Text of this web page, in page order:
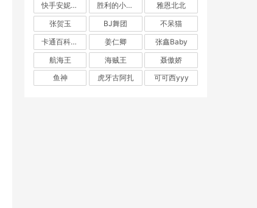
快手安妮朵朵
胜利的小生活
雅恩北北
张贺玉
BJ舞团
不呆猫
卡通百科老王
姜仁卿
张鑫Baby
航海王
海贼王
聂傲娇
鱼神
虎牙古阿扎 可可西yyy